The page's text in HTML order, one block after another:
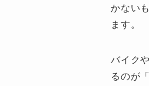
かない
ます。
バイク
るのが